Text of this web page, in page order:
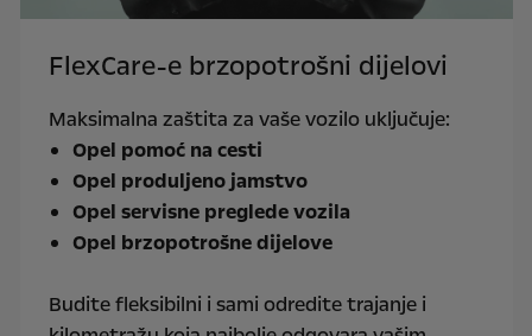
FlexCare-e brzopotrošni dijelovi
Maksimalna zaštita za vaše vozilo uključuje:
Opel pomoć na cesti
Opel produljeno jamstvo
Opel servisne preglede vozila
Opel brzopotrošne dijelove
Budite fleksibilni i sami odredite trajanje i